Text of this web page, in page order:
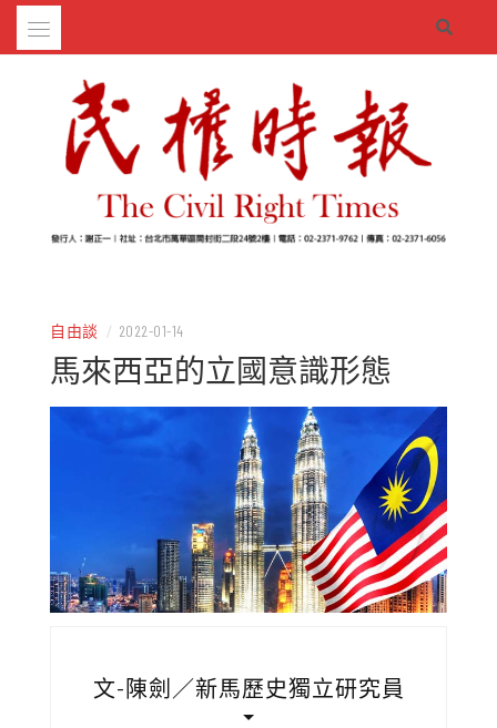
Skip
自由談 / 2022-01-14
馬來西亞的立國意識形態
文-陳劍／新馬歷史獨立研究員